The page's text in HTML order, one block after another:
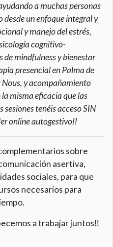
a muchas personas
un enfoque integral y
y manejo del estrés,
cognitivo-
mindfulness y bienestar
presencial en Palma de
y acompañamiento
misma eficacia que las
sesiones tenéis acceso SIN
online autogestivo‼️
sobre
asertiva,
sociales, para que
necesarios para
a trabajar juntos‼️